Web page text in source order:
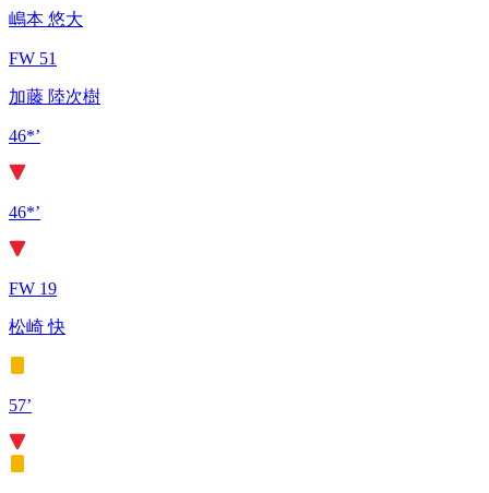
嶋本 悠大
FW 51
加藤 陸次樹
46*’
46*’
FW 19
松崎 快
57’